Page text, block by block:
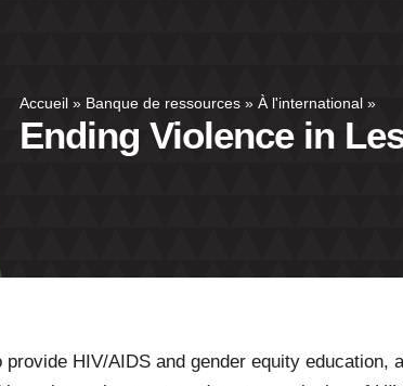
Accueil » Banque de ressources » À l'international »
Ending Violence in
provide HIV/AIDS and gender equity education,